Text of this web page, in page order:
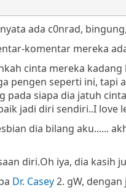
ada c0nrad,
komentar mereka
cinta mereka
pengen seperti ini,
pada siapa dia jatuh
jadi diri sendiri..I love
dia bilang aku......
diri.Oh iya, dia kasih
Dr. Casey2. gW,